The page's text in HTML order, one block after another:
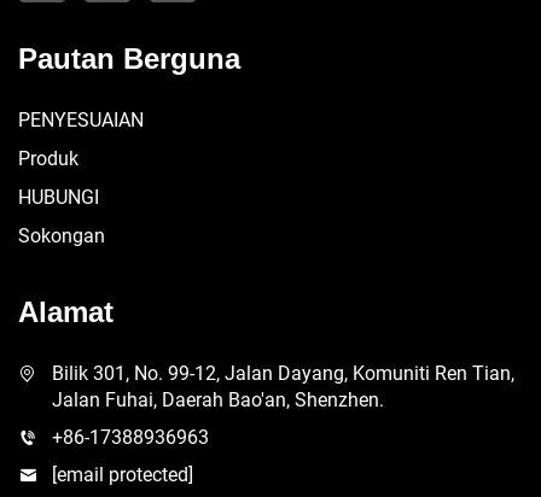
Pautan Berguna
PENYESUAIAN
Produk
HUBUNGI
Sokongan
Alamat
Bilik 301, No. 99-12, Jalan Dayang, Komuniti Ren Tian,
Jalan Fuhai, Daerah Bao'an, Shenzhen.
+86-17388936963
[email protected]